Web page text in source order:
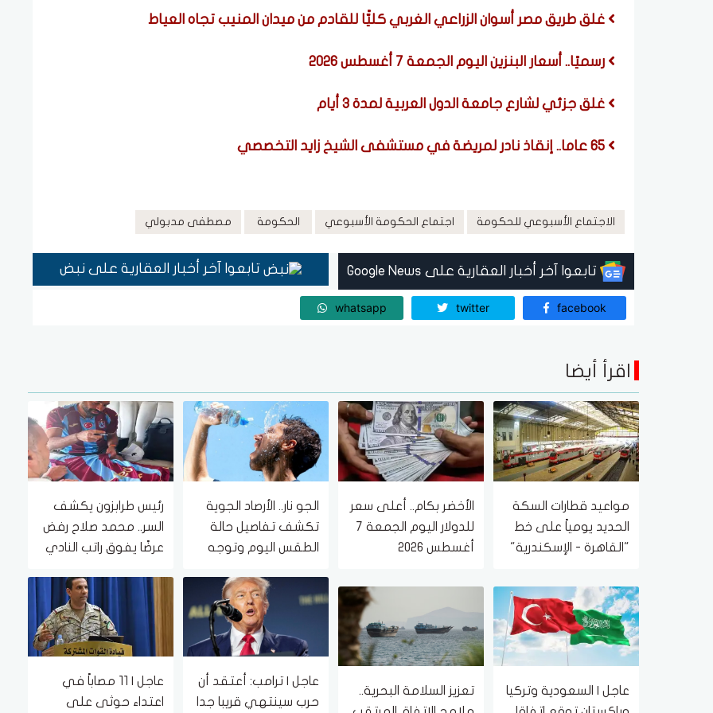
غلق طريق مصر أسوان الزراعي الغربي كليًّا للقادم من ميدان المنيب تجاه العياط
رسميًا.. أسعار البنزين اليوم الجمعة 7 أغسطس 2026
غلق جزئي لشارع جامعة الدول العربية لمدة ٣ أيام
الاجتماع الأسبوعي للحكومة اجتماع الحكومة الأسبوعي الحكومة مصطفى مدبولي
تابعوا آخر أخبار العقارية على Google News تابعوا آخر أخبار العقارية على نبض
facebook
twitter
whatsapp
اقرأ أيضا
مواعيد قطارات السكة
الحديد يومياً على خط
"القاهرة - الإسكندرية"
الأخضر بكام.. أعلى سعر
للدولار اليوم الجمعة 7
أغسطس 2026
الجو نار.. الأرصاد الجوية
تكشف تفاصيل حالة
الطقس اليوم وتوجه
رئيس طرابزون يكشف
السر.. محمد صلاح رفض
عرضًا يفوق راتب النادي
عاجل | السعودية وتركيا
تعزيز السلامة البحرية..
عاجل | ترامب: أعتقد أن
حرب سينتهي قريبا جدا
عاجل | 11 مصاباً في
اعتداء حوثى على